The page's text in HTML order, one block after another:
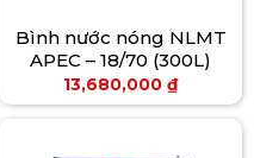
Bình nước nóng NLMT
APEC – 18/70 (300L)
13,680,000₫